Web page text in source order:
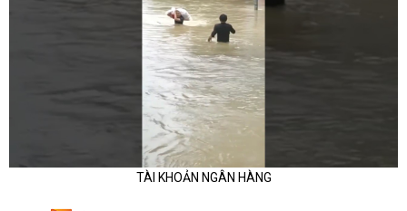
TÀI KHOẢN NGÂN HÀNG